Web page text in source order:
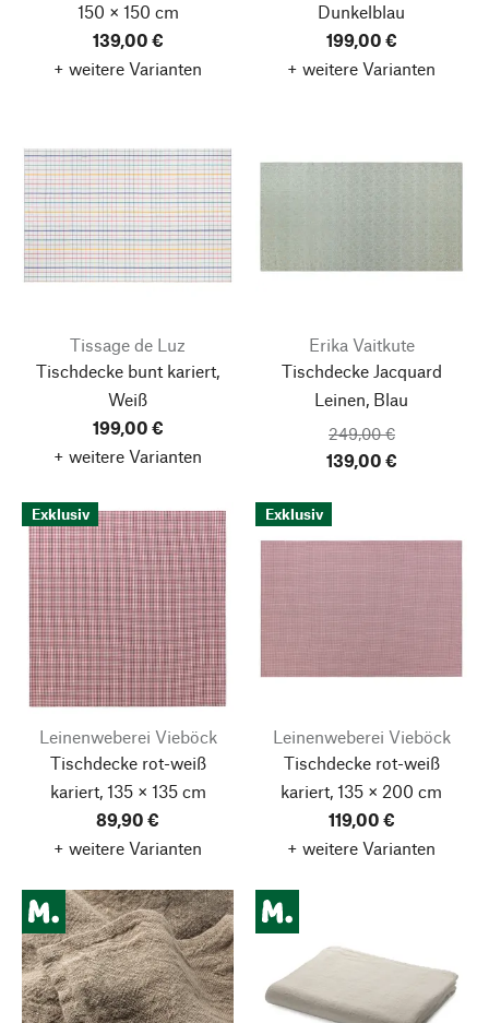
150 × 150 cm
139,00 €
+ weitere Varianten
Dunkelblau
199,00 €
+ weitere Varianten
Tissage de Luz
Tischdecke bunt kariert,
Weiß
199,00 €
+ weitere Varianten
Erika Vaitkute
Tischdecke Jacquard
Leinen, Blau
249,00 €
139,00 €
Exklusiv
Leinenweberei Vieböck
Tischdecke rot-weiß
kariert, 135 × 135 cm
89,90 €
+ weitere Varianten
Exklusiv
Leinenweberei Vieböck
Tischdecke rot-weiß
kariert, 135 × 200 cm
119,00 €
+ weitere Varianten